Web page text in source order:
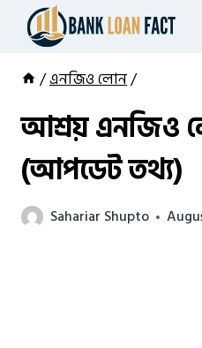
Skip
content
/এনজিও লোন/
আশ্রয় এনজিও
(আপডেট তথ্য)
Sahariar Shupto